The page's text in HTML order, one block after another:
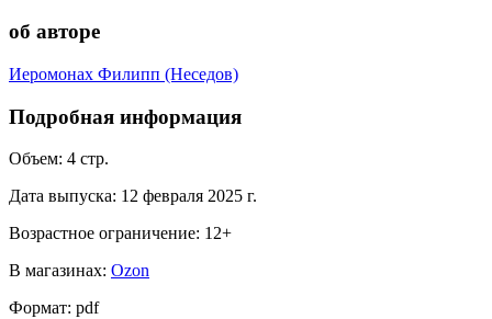
об авторе
Иеромонах Филипп (Неседов)
Подробная информация
Объем: 4 стр.
Дата выпуска: 12 февраля 2025 г.
Возрастное ограничение: 12+
В магазинах: Ozon
Формат: pdf